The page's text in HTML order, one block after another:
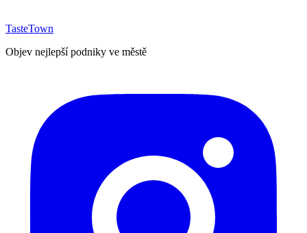
TasteTown
Objev nejlepší podniky ve městě